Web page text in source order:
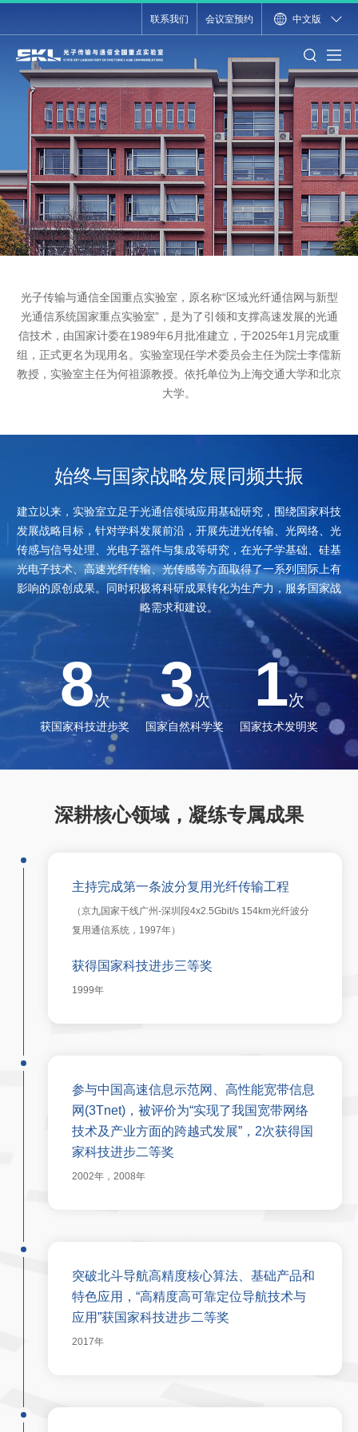
联系我们 会议室预约 中文版
光子传输与通信全国重点实验室，原名称“区域光纤通信网与新型
光通信系统国家重点实验室”， 是为了引领和支撑高速发展的光通
信技术，由国家计委在1989年6月批准建立， 于2025年1月完成重
组，正式更名为现用名。 实验室现任学术委员会主任为院士李儒新
教授，实验室主任为何祖源教授。依托单位为上海交通大学和北京
大学。
始终与国家战略发展同频共振
建立以来，实验室立足于光通信领域应用基础研究，围绕国家科技
发展战略目标，针对学科发展前沿， 开展先进光传输、光网络、光
传感与信号处理、光电子器件与集成等研究，在光子学基础、硅基
光电子技术、高速光纤传输、光传感等方面取得了一系列国际上有
影响的原创成果。同时积极将科研成果转化为生产力，服务国家战
略需求和建设。
8次
获国家科技进步奖
3次
国家自然科学奖
1次
国家技术发明奖
深耕核心领域，凝练专属成果
主持完成第一条波分复用光纤传输工程
（京九国家干线广州-深圳段4x2.5Gbit/s 154km光纤波分
复用通信系统，1997年）
获得国家科技进步三等奖
1999年
参与中国高速信息示范网、高性能宽带信息
网(3Tnet)，被评价为“实现了我国宽带网络
技术及产业方面的跨越式发展”，2次获得国
家科技进步二等奖
2002年，2008年
突破北斗导航高精度核心算法、基础产品和
特色应用，“高精度高可靠定位导航技术与
应用”获国家科技进步二等奖
2017年